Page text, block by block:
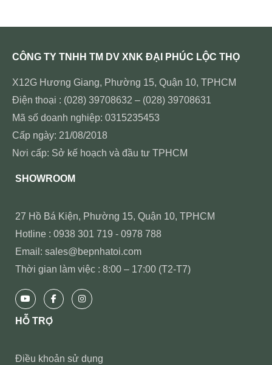
CÔNG TY TNHH TM DV XNK ĐẠI PHÚC LỘC THỌ
X12G Hương Giang, Phường 15, Quận 10, TPHCM
Điện thoại : (028) 39708632 – (028) 39708631
Mã số doanh nghiệp: 0315235453
Cấp ngày: 21/08/2018
Nơi cấp: Sở kế hoạch và đầu tư TPHCM
SHOWROOM
27 Hồ Bá Kiện, Phường 15, Quận 10, TPHCM
Hotline : 0938 301 719 - 0978 788
Email: sales@bepnhatoi.com
Thời gian làm việc : 8:00 – 17:00 (T2-T7)
HỖ TRỢ
Điều khoản sử dụng